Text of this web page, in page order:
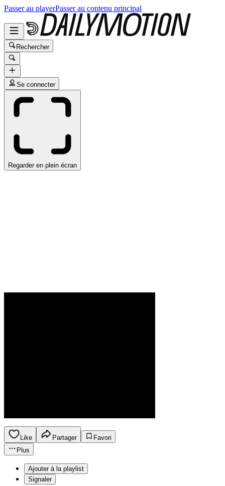
Passer au playerPasser au contenu principal
Rechercher
Se connecter
Regarder en plein écran
Like Partager
Favori
Plus
Ajouter à la playlist
Signaler